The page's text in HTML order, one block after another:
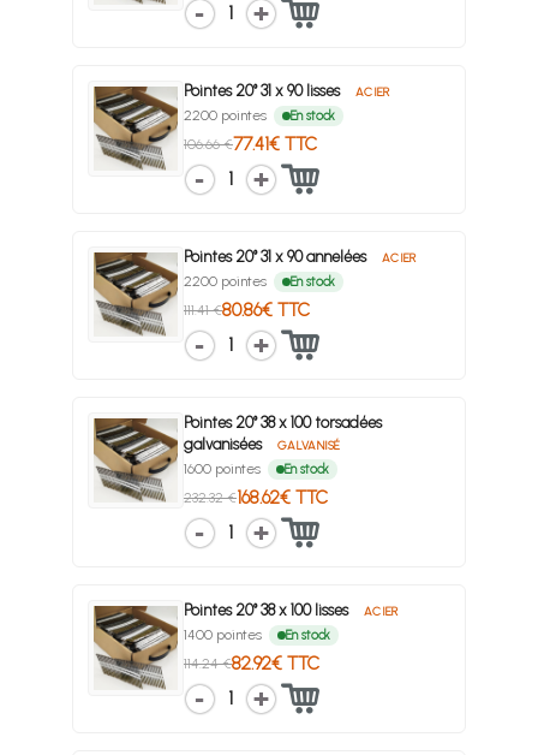
1
Pointes 20° 31 x 90 lisses ACIER
2200 pointes En stock
106.66 €77.41€ TTC
1
Pointes 20° 31 x 90 annelées ACIER
2200 pointes En stock
111.41 €80.86€ TTC
1
Pointes 20° 38 x 100 torsadées
galvanisées
GALVANISÉ
1600 pointes En stock
232.32 €168.62€ TTC
1
Pointes 20° 38 x 100 lisses ACIER
1400 pointes En stock
114.24 €82.92€ TTC
1